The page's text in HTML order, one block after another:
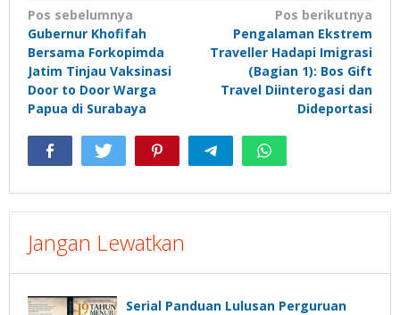
Navigasi
pos
Pos sebelumnya
Gubernur Khofifah
Bersama Forkopimda
Jatim Tinjau Vaksinasi
Door to Door Warga
Papua di Surabaya
Pos berikutnya
Pengalaman Ekstrem
Traveller Hadapi Imigrasi
(Bagian 1): Bos Gift
Travel Diinterogasi dan
Dideportasi
Jangan Lewatkan
Serial Panduan Lulusan Perguruan